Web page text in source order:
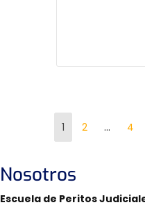
Paginación
de
Page
1
2
…
4
Nosotros
Escuela de Peritos